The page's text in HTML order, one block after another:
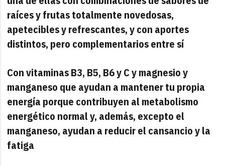
raíces y frutas totalmente novedosas,
apetecibles y refrescantes, y con aportes
distintos, pero complementarios entre sí
Con vitaminas B3, B5, B6 y C y magnesio y
manganeso que ayudan a mantener tu propia
energía porque contribuyen al metabolismo
energético normal y, además, excepto el
manganeso, ayudan a reducir el cansancio y la
fatiga